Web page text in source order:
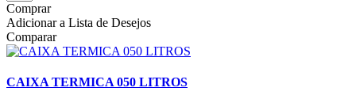
Comprar
Adicionar a Lista de Desejos
Comparar
CAIXA TERMICA 050 LITROS